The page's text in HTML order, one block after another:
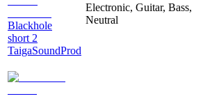
Blackhole
short 2
TaigaSoundProd
Electronic, Guitar, Bass,
Neutral